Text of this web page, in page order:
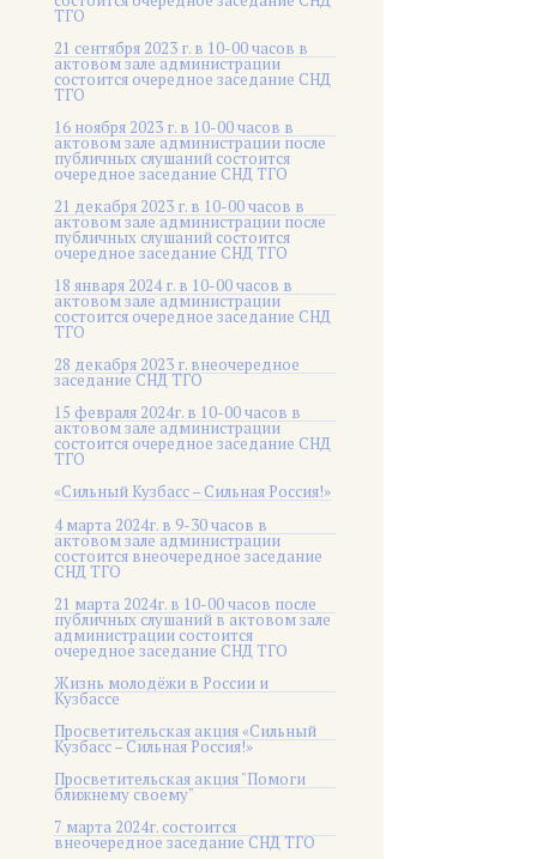
ТГО
21 сентября 2023 г. в 10-00 часов в
актовом зале администрации
состоится очередное заседание СНД
ТГО
16 ноября 2023 г. в 10-00 часов в
актовом зале администрации после
публичных слушаний состоится
очередное заседание СНД ТГО
21 декабря 2023 г. в 10-00 часов в
актовом зале администрации после
публичных слушаний состоится
очередное заседание СНД ТГО
18 января 2024 г. в 10-00 часов в
актовом зале администрации
состоится очередное заседание СНД
ТГО
28 декабря 2023 г. внеочередное
заседание СНД ТГО
15 февраля 2024г. в 10-00 часов в
актовом зале администрации
состоится очередное заседание СНД
ТГО
«Сильный Кузбасс – Сильная Россия!»
4 марта 2024г. в 9-30 часов в
актовом зале администрации
состоится внеочередное заседание
СНД ТГО
21 марта 2024г. в 10-00 часов после
публичных слушаний в актовом зале
администрации состоится
очередное заседание СНД ТГО
Жизнь молодёжи в России и
Кузбассе
Просветительская акция «Сильный
Кузбасс – Сильная Россия!»
Просветительская акция "Помоги
ближнему своему"
7 марта 2024г. состоится
внеочередное заседание СНД ТГО